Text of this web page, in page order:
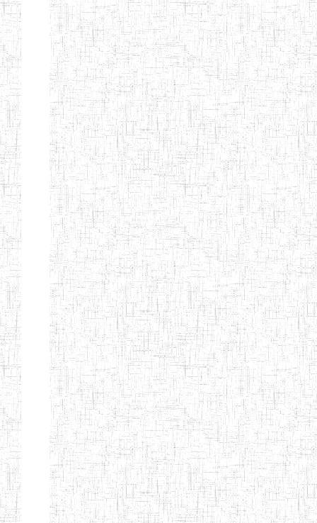
TTC TATUM
ST PIUS X
TECHNICAL
TEACHER
TRAINING
COLLEGE
TATUM
01/08/2000 ENIET
NIGHTINGALE
TEACHER
TRAINING
COLLEGE
20/08/2013 ENIEG
CHRIST THE
KING TEACHER
TRAINING
COLLEGE
04/08/2010 ENIEG
ITCIG SENTTI 14/02/2007 ENIEG
CAMEROON
INCLUSIVE
SPECIAL
EDUCATION
27/08/2015 ENIEG